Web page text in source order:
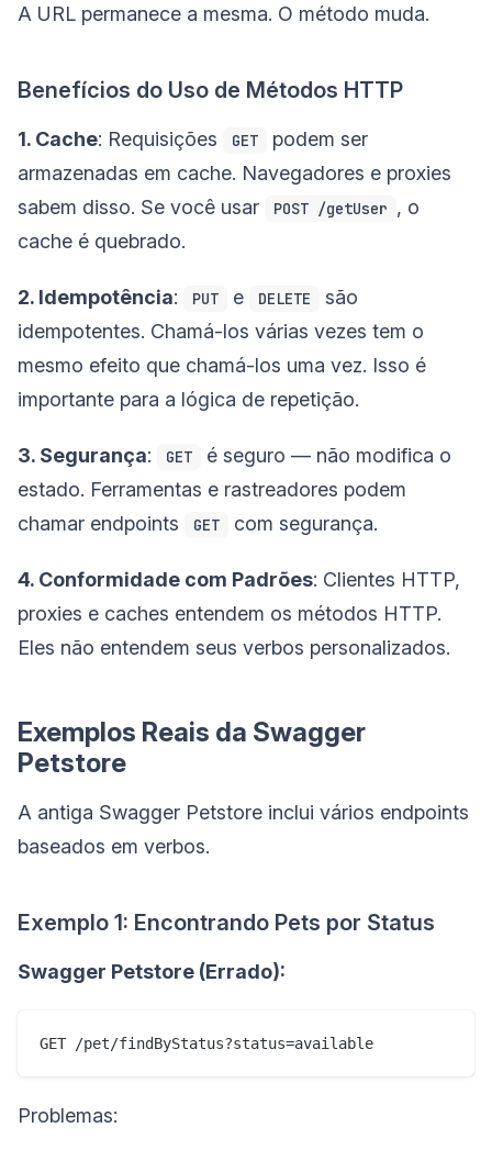
A URL permanece a mesma. O método muda.
Benefícios do Uso de Métodos HTTP
1. Cache: Requisições GET
podem ser
armazenadas em cache. Navegadores e proxies
sabem disso. Se você usar
POST /getUser , o
cache é quebrado.
2. Idempotência: PUT e DELETE
são
idempotentes. Chamá-los várias vezes tem o
mesmo efeito que chamá-los uma vez. Isso é
importante para a lógica de repetição.
3. Segurança: GET
é seguro — não modifica o
estado. Ferramentas e rastreadores podem
chamar endpoints
GET com segurança.
4. Conformidade com Padrões: Clientes HTTP,
proxies e caches entendem os métodos HTTP.
Eles não entendem seus verbos personalizados.
Exemplos Reais da Swagger
Petstore
A antiga Swagger Petstore inclui vários endpoints
baseados em verbos.
Exemplo 1: Encontrando Pets por Status
Swagger Petstore (Errado):
Problemas: